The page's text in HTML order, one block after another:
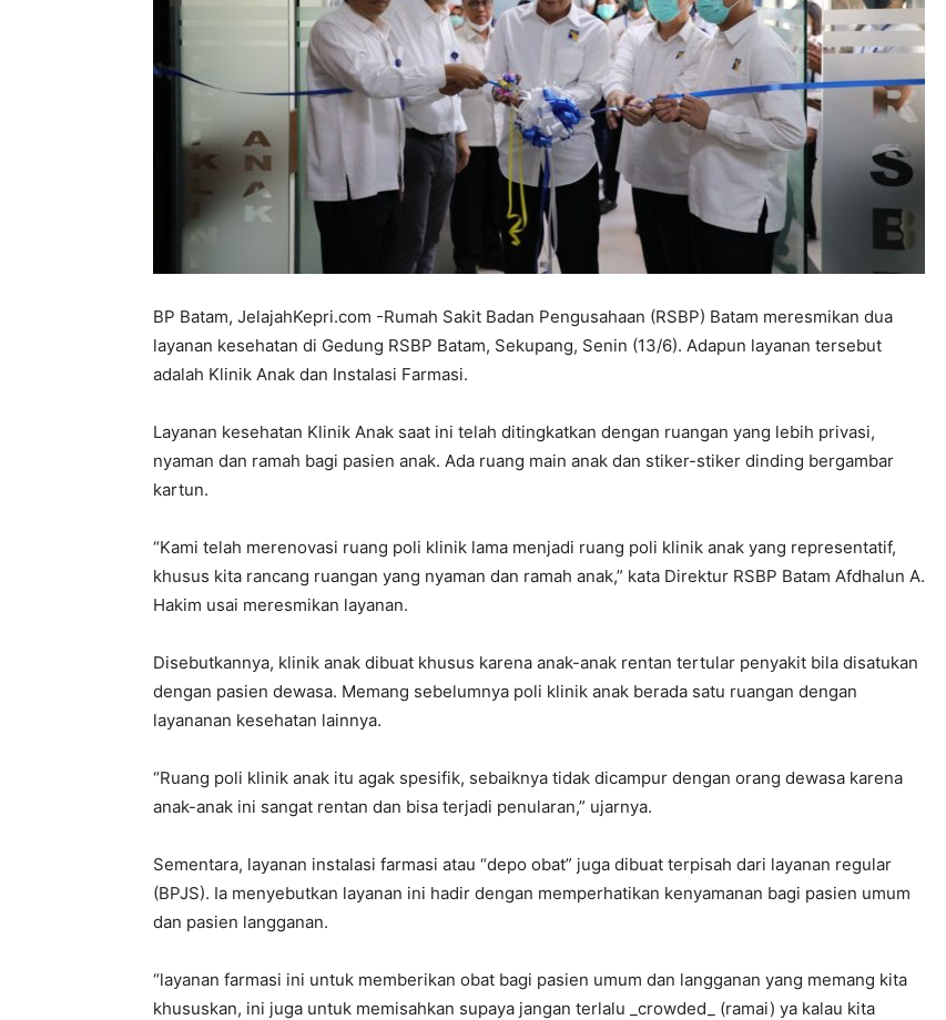
BP Batam, JelajahKepri.com -Rumah Sakit Badan Pengusahaan (RSBP) Batam meresmikan dua
layanan kesehatan di Gedung RSBP Batam, Sekupang, Senin (13/6). Adapun layanan tersebut
adalah Klinik Anak dan Instalasi Farmasi.
Layanan kesehatan Klinik Anak saat ini telah ditingkatkan dengan ruangan yang lebih privasi,
nyaman dan ramah bagi pasien anak. Ada ruang main anak dan stiker-stiker dinding bergambar
kartun.
“Kami telah merenovasi ruang poli klinik lama menjadi ruang poli klinik anak yang representatif,
khusus kita rancang ruangan yang nyaman dan ramah anak,” kata Direktur RSBP Batam Afdhalun A.
Hakim usai meresmikan layanan.
Disebutkannya, klinik anak dibuat khusus karena anak-anak rentan tertular penyakit bila disatukan
dengan pasien dewasa. Memang sebelumnya poli klinik anak berada satu ruangan dengan
layananan kesehatan lainnya.
“Ruang poli klinik anak itu agak spesifik, sebaiknya tidak dicampur dengan orang dewasa karena
anak-anak ini sangat rentan dan bisa terjadi penularan,” ujarnya.
Sementara, layanan instalasi farmasi atau “depo obat” juga dibuat terpisah dari layanan regular
(BPJS). Ia menyebutkan layanan ini hadir dengan memperhatikan kenyamanan bagi pasien umum
dan pasien langganan.
“layanan farmasi ini untuk memberikan obat bagi pasien umum dan langganan yang memang kita
khususkan, ini juga untuk memisahkan supaya jangan terlalu _crowded_ (ramai) ya kalau kita